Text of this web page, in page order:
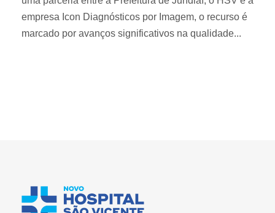
empresa Icon Diagnósticos por Imagem, o recurso é
marcado por avanços significativos na qualidade...